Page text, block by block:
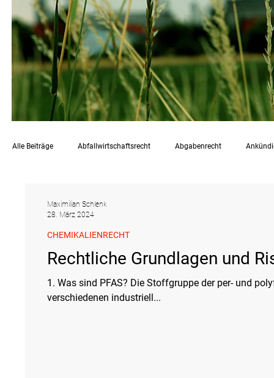
Alle Beiträge Abfallwirtschaftsrecht Abgabenrecht
Tierschutzrecht Umwelthaftung
Rechtliche Grundlagen und
1. Was sind PFAS? Die Stoffgruppe der per- und polyfluorierte Alkylsubstanzen (PFAS) setzt sich aus vielen
verschiedenen industriell...
CHEMIKALIENRECHT
Maximilian Schlenk
28. März 2024